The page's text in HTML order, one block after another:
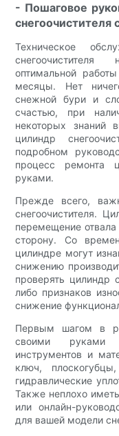
- Пошаговое
снегоочистителя
Техническое
оптимальной
месяцы. Нет
снежной бури и
счастью, при
некоторых знаний
цилиндр
подробном
процесс ремонта
руками.
Прежде всего,
снегоочистителя.
перемещение
сторону. Со
цилиндре могут
снижению
проверять цилиндр
либо признаков
снижение
Первым шагом в
своими руками
инструментов и
ключ,
гидравлические
Также неплохо
или онлайн-
для вашей модели